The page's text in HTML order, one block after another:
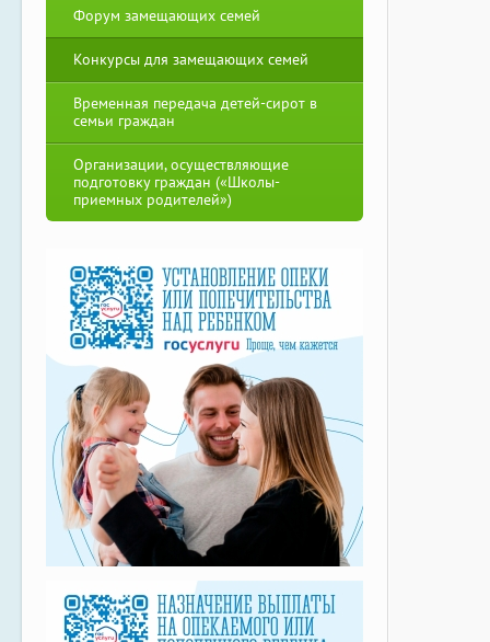
Форум замещающих семей
Конкурсы для замещающих семей
Временная передача детей-сирот в
семьи граждан
Организации, осуществляющие
подготовку граждан («Школы-
приемных родителей»)